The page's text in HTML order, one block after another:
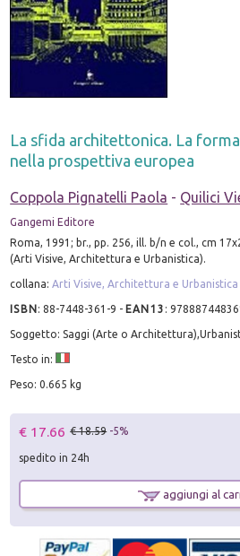
La sfida architettonica. La
nella prospettiva europea
Coppola Pignatelli Paola - Quilici
Gangemi Editore
Roma, 1991; br., pp. 256, ill. b/n e col., cm
(Arti Visive, Architettura e Urbanistica).
collana:Arti Visive, Architettura e Urbanistica
ISBN:88-7448-361-9 - EAN13 :
Soggetto: Saggi (Arte o
Testo in:
Peso: 0.665 kg
€ 17.66 € 18.59 -5%
spedito in 24h
aggiungi al